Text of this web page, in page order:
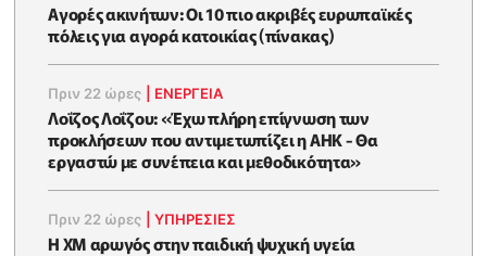
Αγορές ακινήτων: Οι 10 πιο ακριβές ευρωπαϊκές
πόλεις για αγορά κατοικίας (πίνακας)
Πριν 22 ώρες ΕΝΈΡΓΕΙΑ
Λοΐζος Λοΐζου: «Έχω πλήρη επίγνωση των
προκλήσεων που αντιμετωπίζει η ΑΗΚ - Θα
εργαστώ με συνέπεια και μεθοδικότητα»
Πριν 22 ώρες |ΥΠΗΡΕΣΙΕΣ
Η XM αρωγός στην παιδική ψυχική υγεία